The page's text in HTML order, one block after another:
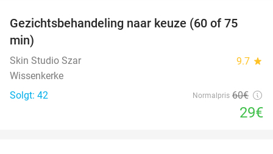
52%
Gezichtsbehandeling naar keuze (60 of 75
min)
Skin Studio Szar 9.7 star
Wissenkerke
Solgt: 42
Normalpris 60€
29€